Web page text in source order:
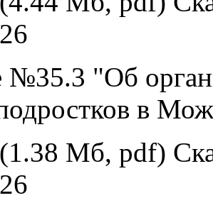
"Об
в
(1.38 Мб, pdf)